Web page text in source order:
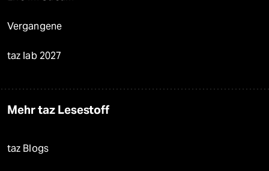
Vergangene
taz lab 2027
Mehr taz Lesestoff
taz Blogs